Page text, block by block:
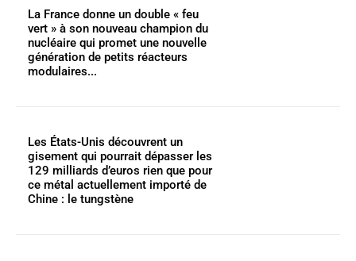
La France donne un double « feu
vert » à son nouveau champion du
nucléaire qui promet une nouvelle
génération de petits réacteurs
modulaires...
Les États-Unis découvrent un
gisement qui pourrait dépasser les
129 milliards d’euros rien que pour
ce métal actuellement importé de
Chine : le tungstène